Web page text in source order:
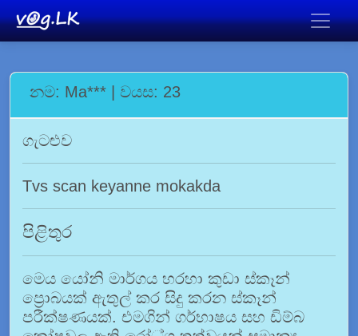
නම: Ma*** | වයස: 23
ගැටළුව
Tvs scan keyanne mokakda
පිළිතුර
මෙය යෝනි මාර්ගය හරහා කුඩා ස්කෑන්
ප්‍රොබයක් ඇතුල් කර සිදු කරන ස්කෑන්
පරීක්ෂණයක්. එමගින් ගර්භාෂය සහ ඩිම්බ